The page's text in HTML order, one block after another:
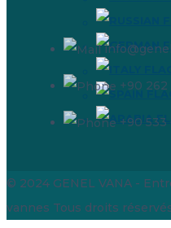
+90 262
+90 533
© 2024 GENEL VANA -
vannes Tous droits